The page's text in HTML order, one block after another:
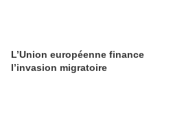
L’Union européenne finance
l’invasion migratoire